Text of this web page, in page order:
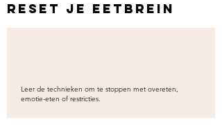
Reset je eetbrein
Leer de technieken om te stoppen met overeten,
emotie-eten of restricties.